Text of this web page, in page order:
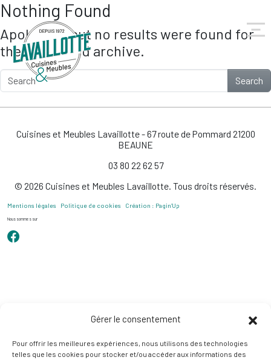
Gérer le consentement
Pour offrir les meilleures expériences, nous utilisons des technologies
telles que les cookies pour stocker et/ou accéder aux informations des
Skip to main content
Nothing Found
Apologies, but no results were found for
the requested archive.
Search
Cuisines et Meubles Lavaillotte - 67 route de Pommard 21200
BEAUNE
03 80 22 62 57
© 2026 Cuisines et Meubles Lavaillotte. Tous droits réservés.
Mentions légales Politique de cookies Création : Pagin’Up
Nous sommes sur